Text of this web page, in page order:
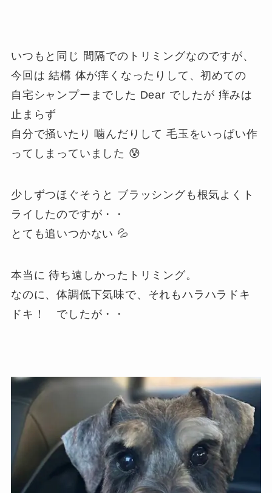
いつもと同じ 間隔でのトリミングなのですが、
今回は 結構 体が痒くなったりして、初めての
自宅シャンプーまでした Dear でしたが 痒みは
止まらず
自分で掻いたり 噛んだりして 毛玉をいっぱい作
ってしまっていました 😰
少しずつほぐそうと ブラッシングも根気よくト
ライしたのですが・・
とても追いつかない 💦
本当に 待ち遠しかったトリミング。
なのに、体調低下気味で、それもハラハラドキ
ドキ！ でしたが・・